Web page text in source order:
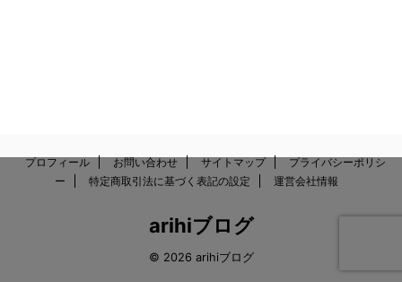
プロフィール お問い合わせ サイトマップ
プライバシーポリシ
ー
特定商取引法に基づく表記の設定 運営会社情報
arihiブログ
© 2026 arihiブログ